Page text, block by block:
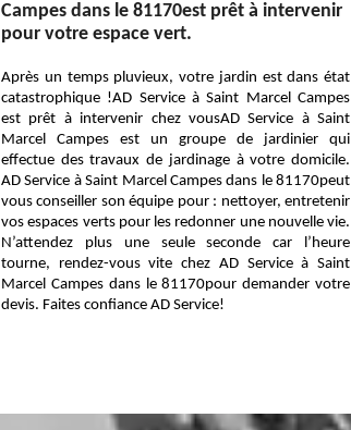
Campes dans le 81170est prêt à intervenir
pour votre espace vert.
Après un temps pluvieux, votre jardin est dans état
catastrophique !AD Service à Saint Marcel Campes
est prêt à intervenir chez vousAD Service à Saint
Marcel Campes est un groupe de jardinier qui
effectue des travaux de jardinage à votre domicile.
AD Service à Saint Marcel Campes dans le 81170peut
vous conseiller son équipe pour : nettoyer, entretenir
vos espaces verts pour les redonner une nouvelle vie.
N’attendez plus une seule seconde car l’heure
tourne, rendez-vous vite chez AD Service à Saint
Marcel Campes dans le 81170pour demander votre
devis. Faites confiance AD Service!